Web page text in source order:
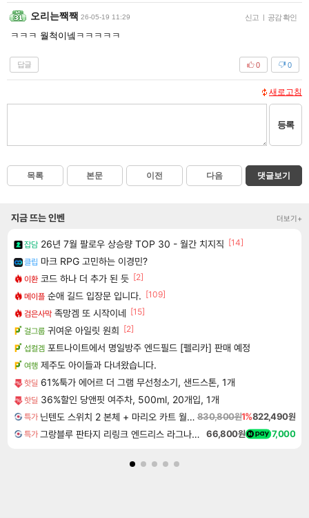
오리는짹짹 26-05-19 11:29 신고 | 공감 확인
ㅋㅋㅋ 월척이넼ㅋㅋㅋㅋㅋ
답글 0
0
새로고침
등록
목록 본문 이전 다음 댓글보기
지금 뜨는 인벤 더보기+
잡담 26년 7월 팔로우 상승량 TOP 30 - 월간 치지직 [14]
클립 마크 RPG 고민하는 이경민?
이환 코드 하나 더 추가 된 듯 [2]
메이플 순애 길드 입장문 입니다. [109]
검은사막 족망겜 또 시작이네 [15]
걸그룹 귀여운 아일릿 원희 [2]
섭컬겜 포트나이트에서 명일방주 엔드필드 [펠리카] 판매 예정
여행 제주도 아이들과 다녀왔습니다.
핫딜 61%툭가 에어르 더 그램 무선청소기, 샌드스톤, 1개
핫딜 36%할인 당앤핏 여주차, 500ml, 20개입, 1개
특가 닌텐도 스위치 2 본체 + 마리오 카트 월드 + 슈퍼 마리오 파티 잼버리 닌텐도 스위치 2 에디션 + 잼버리 TV 번들 830,800원1%822,490원
특가 그랑블루 판타지 리링크 엔드리스 라그나로크 Granblue Fantasy Relink Endless Ragnarok 66,800원 7,000